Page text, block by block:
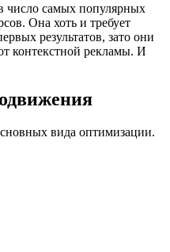
число самых популярных
Она хоть и требует
результатов, зато они
контекстной рекламы. И
вида оптимизации.